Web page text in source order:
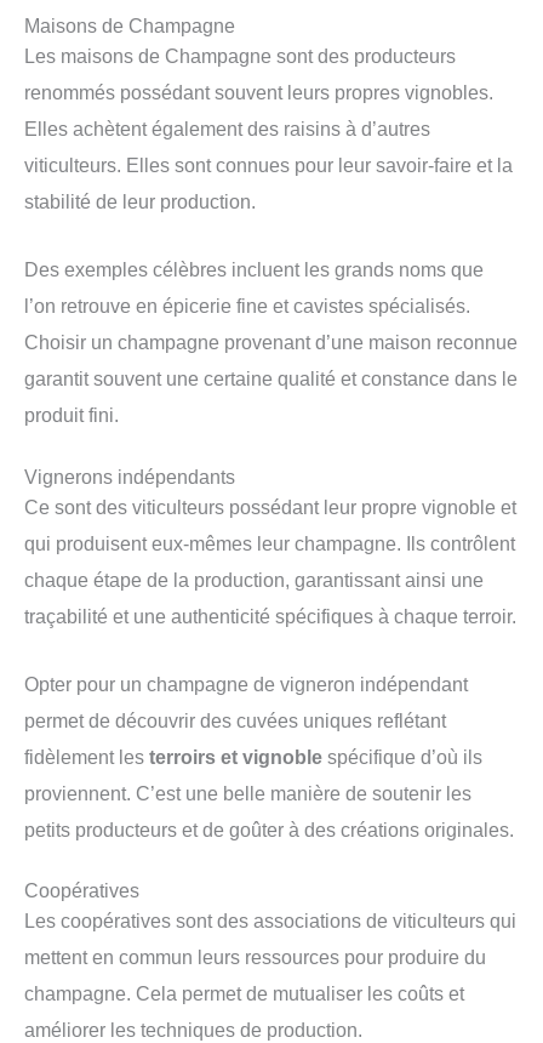
Maisons de Champagne
Les maisons de Champagne sont des producteurs
renommés possédant souvent leurs propres vignobles.
Elles achètent également des raisins à d’autres
viticulteurs. Elles sont connues pour leur savoir-faire et la
stabilité de leur production.
Des exemples célèbres incluent les grands noms que
l’on retrouve en épicerie fine et cavistes spécialisés.
Choisir un champagne provenant d’une maison reconnue
garantit souvent une certaine qualité et constance dans le
produit fini.
Vignerons indépendants
Ce sont des viticulteurs possédant leur propre vignoble et
qui produisent eux-mêmes leur champagne. Ils contrôlent
chaque étape de la production, garantissant ainsi une
traçabilité et une authenticité spécifiques à chaque terroir.
Opter pour un champagne de vigneron indépendant
permet de découvrir des cuvées uniques reflétant
fidèlement les terroirs et vignoble spécifique d’où ils
proviennent. C’est une belle manière de soutenir les
petits producteurs et de goûter à des créations originales.
Coopératives
Les coopératives sont des associations de viticulteurs qui
mettent en commun leurs ressources pour produire du
champagne. Cela permet de mutualiser les coûts et
améliorer les techniques de production.